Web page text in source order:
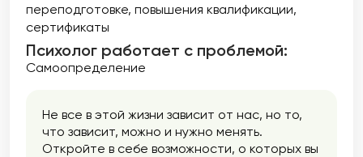
переподготовке повышения квалификации
сертификаты
Психолог работает с проблемой:
Самоопределение
Не все в этой жизни зависит от нас, но то,
что зависит, можно и нужно менять.
Откройте в себе возможности, о которых вы